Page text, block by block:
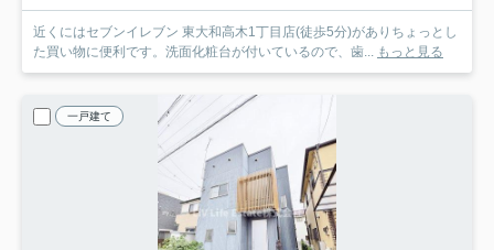
近くにはセブンイレブン 東大和高木1丁目店(徒歩5分)がありちょっとし
た買い物に便利です。洗面化粧台が付いているので、歯... もっと見る
一戸建て